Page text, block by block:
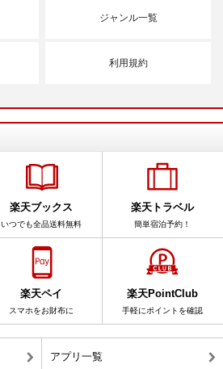
ジャンル一覧
利用規約
楽天ブックス
いつでも全品送料無料
楽天トラベル
簡単宿泊予約！
楽天ペイ
スマホをお財布に
楽天PointClub
手軽にポイントを確認
アプリ一覧